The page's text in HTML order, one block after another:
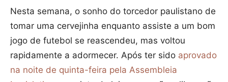
Nesta semana, o sonho do torcedor paulistano de
tomar uma cervejinha enquanto assiste a um bom
jogo de futebol se reascendeu, mas voltou
rapidamente a adormecer. Após ter sido aprovado
na noite de quinta-feira pela Assembleia